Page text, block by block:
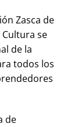
Zasca de
Cultura se
de la
todos los
de